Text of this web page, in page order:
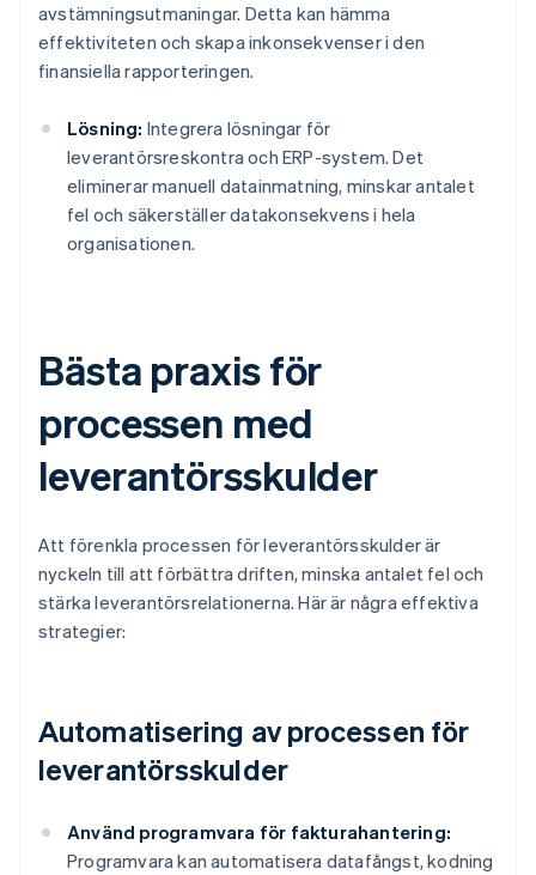
avstämningsutmaningar. Detta kan hämma
effektiviteten och skapa inkonsekvenser i den
finansiella rapporteringen.
Lösning: Integrera lösningar för
leverantörsreskontra och ERP-system. Det
eliminerar manuell datainmatning, minskar antalet
fel och säkerställer datakonsekvens i hela
organisationen.
Bästa praxis för
processen med
leverantörsskulder
Att förenkla processen för leverantörsskulder är
nyckeln till att förbättra driften, minska antalet fel och
stärka leverantörsrelationerna. Här är några effektiva
strategier:
Automatisering av processen för
leverantörsskulder
Använd programvara för fakturahantering:
Programvara kan automatisera datafångst, kodning